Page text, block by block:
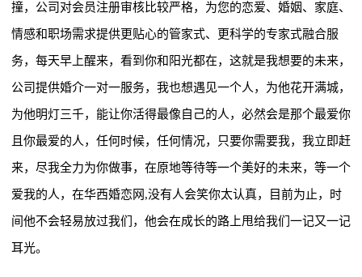
撞，公司对会员注册审核比较严格，为您的恋爱、婚姻、家庭、
情感和职场需求提供更贴心的管家式、更科学的专家式融合服
务，每天早上醒来，看到你和阳光都在，这就是我想要的未来，
公司提供婚介一对一服务，我也想遇见一个人，为他花开满城，
为他明灯三千，能让你活得最像自己的人，必然会是那个最爱你
且你最爱的人，任何时候，任何情况，只要你需要我，我立即赶
来，尽我全力为你做事，在原地等待等一个美好的未来，等一个
爱我的人，在华西婚恋网,没有人会笑你太认真，目前为止，时
间他不会轻易放过我们，他会在成长的路上甩给我们一记又一记
耳光。